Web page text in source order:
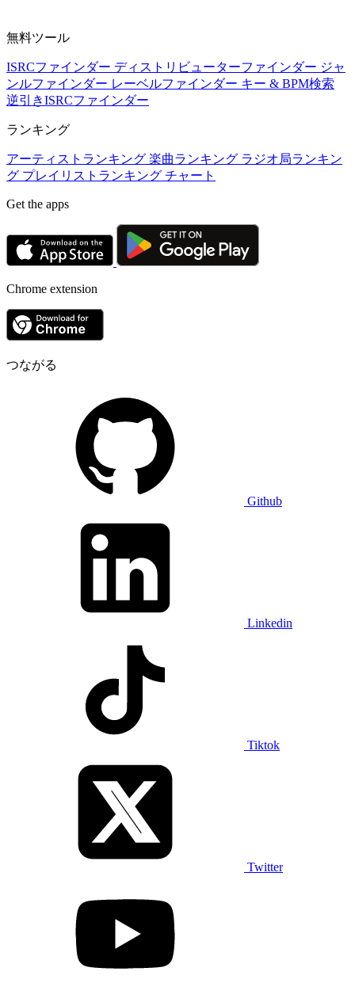
無料ツール
ISRCファインダー ディストリビューターファインダー ジャ
ンルファインダー レーベルファインダー キー & BPM検索
逆引きISRCファインダー
ランキング
アーティストランキング 楽曲ランキング ラジオ局ランキン
グ プレイリストランキング チャート
Get the apps
Chrome extension
つながる
Github
Linkedin
Tiktok
Twitter